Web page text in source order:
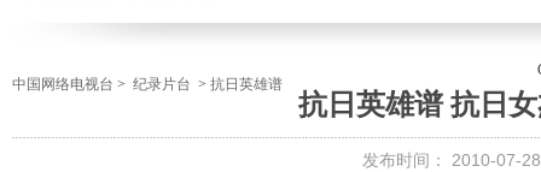
中国网络电视台 > 纪录片台 > 抗日英雄谱
抗日英雄谱 抗日
发布时间： 2010-07-